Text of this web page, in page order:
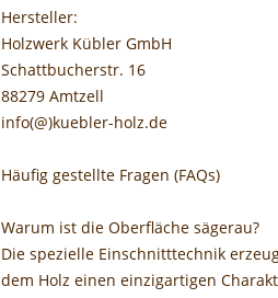
Hersteller:
Holzwerk Kübler GmbH
Schattbucherstr. 16
88279 Amtzell
info(@)kuebler-holz.de
Häufig gestellte Fragen (FAQs)
Warum ist die Oberfläche sägerau?
Die spezielle Einschnitttechnik
dem Holz einen einzigartigen